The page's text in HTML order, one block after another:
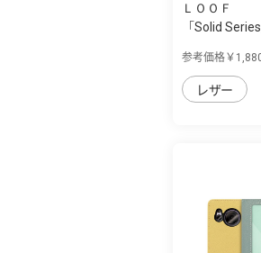
ＬＯＯＦ
「Solid
参考価格￥
レザー